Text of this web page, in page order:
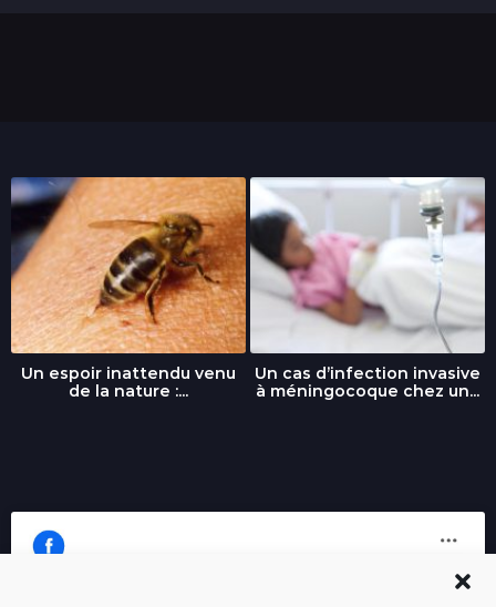
Un espoir inattendu venu
de la nature :...
Un cas d’infection invasive
à méningocoque chez un...